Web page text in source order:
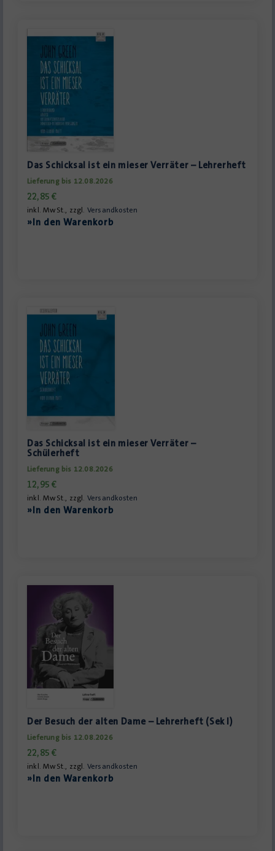
Das Schicksal ist ein mieser Verräter – Lehrerheft
Lieferung bis 12.08.2026
22,85€
inkl. MwSt., zzgl. Versandkosten
»In den Warenkorb
Das Schicksal ist ein mieser Verräter –
Schülerheft
Lieferung bis 12.08.2026
12,95€
inkl. MwSt., zzgl. Versandkosten
»In den Warenkorb
Der Besuch der alten Dame – Lehrerheft (Sek I)
Lieferung bis 12.08.2026
22,85€
inkl. MwSt., zzgl. Versandkosten
»In den Warenkorb